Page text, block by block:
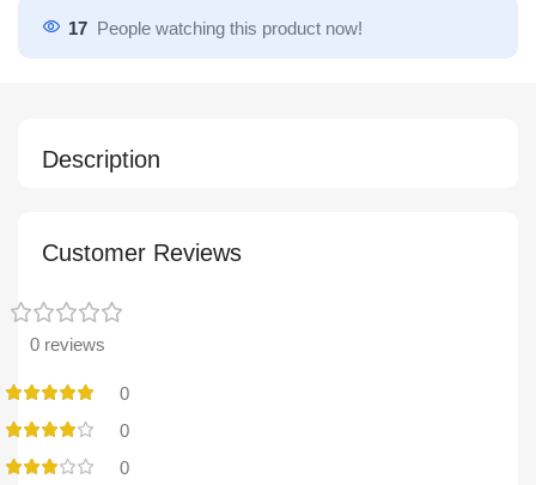
17 People watching this product now!
Description
Customer Reviews
0 reviews
0
0
0